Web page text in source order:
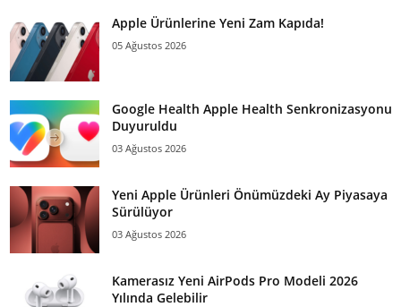
Apple Ürünlerine Yeni Zam Kapıda!
05 Ağustos 2026
Google Health Apple Health Senkronizasyonu
Duyuruldu
03 Ağustos 2026
Yeni Apple Ürünleri Önümüzdeki Ay Piyasaya
Sürülüyor
03 Ağustos 2026
Kamerasız Yeni AirPods Pro Modeli 2026
Yılında Gelebilir